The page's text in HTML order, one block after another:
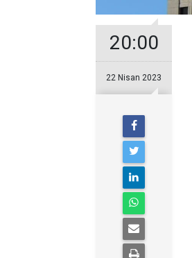
20:00
22 Nisan 2023